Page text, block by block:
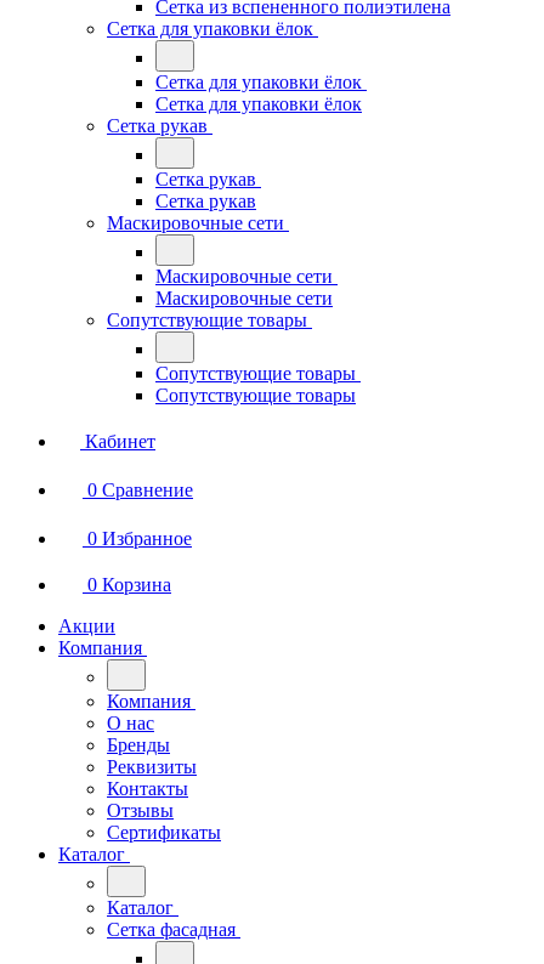
Сетка из вспененного полиэтилена
Сетка для упаковки ёлок
Сетка для упаковки ёлок
Сетка для упаковки ёлок
Сетка рукав
Сетка рукав
Сетка рукав
Маскировочные сети
Маскировочные сети
Маскировочные сети
Сопутствующие товары
Сопутствующие товары
Сопутствующие товары
Кабинет
0 Сравнение
0 Избранное
0 Корзина
Акции
Компания
Компания
О нас
Бренды
Реквизиты
Контакты
Отзывы
Сертификаты
Каталог
Каталог
Сетка фасадная